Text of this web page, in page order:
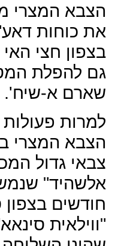
הצבא המצרי
את כוחות
בצפון חצי
גם להפלת
שארם א-שיח'.
למרות פעולות
הצבא המצרי
צבאי גדול
אלשהיד"
חודשים בצפון
"ווילאית